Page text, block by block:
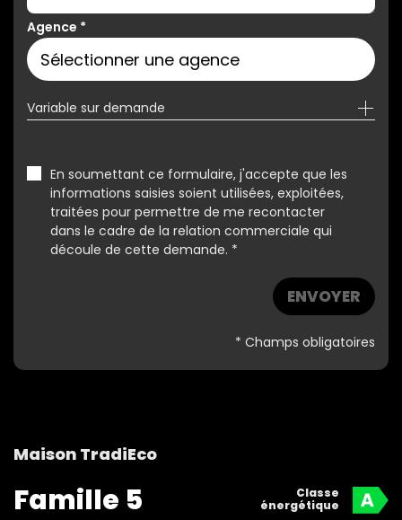
Agence *
Variable sur demande
En soumettant ce formulaire, j'accepte que les
informations saisies soient utilisées, exploitées,
traitées pour permettre de me recontacter
dans le cadre de la relation commerciale qui
découle de cette demande. *
ENVOYER
* Champs obligatoires
Maison TradiEco
Famille 5
Classe
énergétique